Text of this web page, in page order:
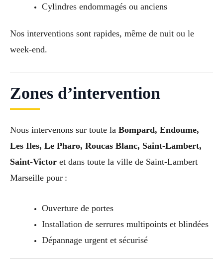
Cylindres endommagés ou anciens
Nos interventions sont rapides, même de nuit ou le
week-end.
Zones d’intervention
Nous intervenons sur toute la Bompard, Endoume,
Les Iles, Le Pharo, Roucas Blanc, Saint-Lambert,
Saint-Victor et dans toute la ville de Saint-Lambert
Marseille pour :
Ouverture de portes
Installation de serrures multipoints et blindées
Dépannage urgent et sécurisé